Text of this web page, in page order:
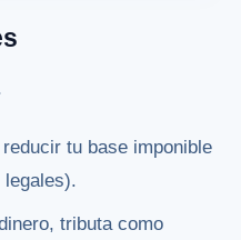
tu base imponible
tributa como